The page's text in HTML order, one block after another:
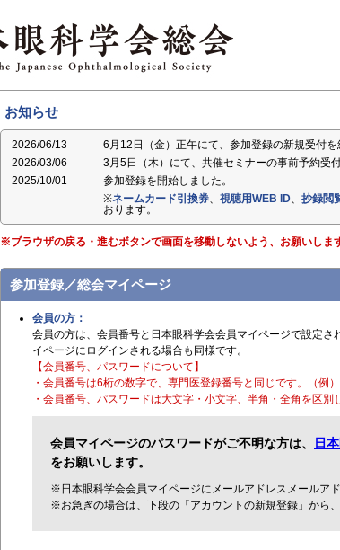
お知らせ
2026/06/13
6月12日（金）正午にて、参加登録の新規受付を
2026/03/06
3月5日（木）にて、共催セミナーの事前予約受
2025/10/01
参加登録を開始しました。
※ネームカード引換券、 視聴用WEB ID、 抄録閲
おります。
※ブラウザの戻る・進むボタンで画面を移動しないよう、お願いしま
参加登録／総会マイページ
会員の方：
会員の方は、会員番号と日本眼科学会会員マイページで設定
イページにログインされる場合も同様です。
【会員番号、パスワードについて】
・会員番号は6桁の数字で、専門医登録番号と同じです。（例
・会員番号、パスワードは大文字・小文字、半角・全角を区別
会員マイページのパスワードがご不明な方は、 日
をお願いします。
※日本眼科学会会員マイページにメールアドレスメールア
※お急ぎの場合は、下段の「アカウントの新規登録」から